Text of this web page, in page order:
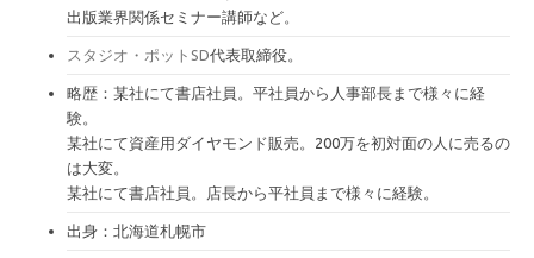
出版業界関係セミナー講師など。
スタジオ・ポットSD代表取締役。
略歴：某社にて書店社員。平社員から人事部長まで様々に経
験。
某社にて資産用ダイヤモンド販売。200万を初対面の人に売るの
は大変。
某社にて書店社員。店長から平社員まで様々に経験。
出身：北海道札幌市